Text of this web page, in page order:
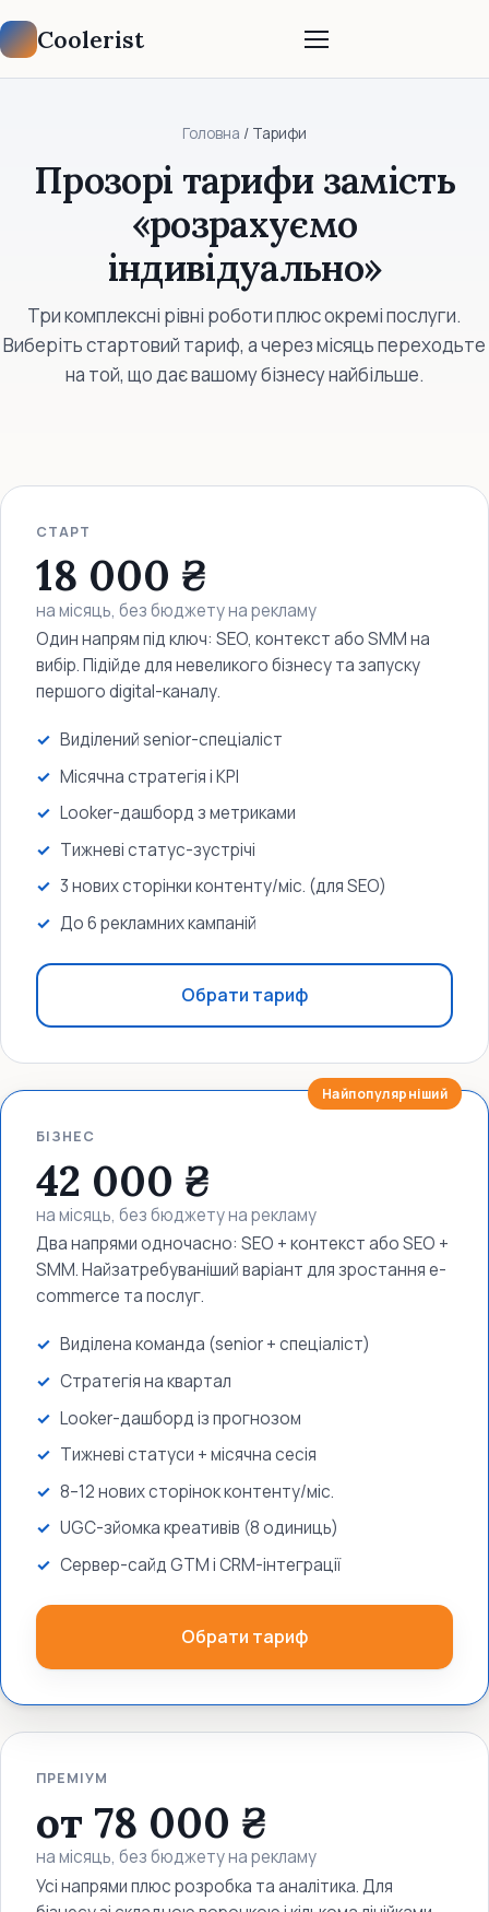
Coolerist
Головна / Тарифи
Прозорі тарифи замість
«розрахуємо
індивідуально»
Три комплексні рівні роботи плюс окремі послуги.
Виберіть стартовий тариф, а через місяць переходьте
на той, що дає вашому бізнесу найбільше.
СТАРТ
18 000 ₴
на місяць, без бюджету на рекламу
Один напрям під ключ: SEO, контекст або SMM на
вибір. Підійде для невеликого бізнесу та запуску
першого digital-каналу.
Виділений senior-спеціаліст
Місячна стратегія і KPI
Looker-дашборд з метриками
Тижневі статус-зустрічі
3 нових сторінки контенту/міс. (для SEO)
До 6 рекламних кампаній
Обрати тариф
БІЗНЕС
42 000 ₴
на місяць, без бюджету на рекламу
Два напрями одночасно: SEO + контекст або SEO +
SMM. Найзатребуваніший варіант для зростання e-
commerce та послуг.
Виділена команда (senior + спеціаліст)
Стратегія на квартал
Looker-дашборд із прогнозом
Тижневі статуси + місячна сесія
8–12 нових сторінок контенту/міс.
UGC-зйомка креативів (8 одиниць)
Сервер-сайд GTM і CRM-інтеграції
Обрати тариф
ПРЕМІУМ
от 78 000 ₴
на місяць, без бюджету на рекламу
Усі напрями плюс розробка та аналітика. Для